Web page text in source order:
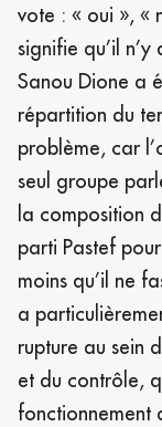
vote : « oui », «
signifie qu’il
Sanou Dione a
répartition du
problème, car
seul groupe
la composition
parti Pastef
moins qu’il ne
a
rupture au sein
et du contrôle,
fonctionnement